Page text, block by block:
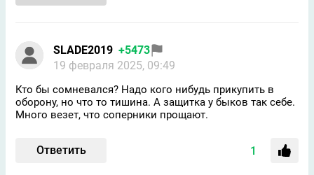
SLADE2019 +5473
19 февраля 2025, 09:49
Кто бы сомневался? Надо кого нибудь прикупить в
оборону, но что то тишина. А защитка у быков так себе.
Много везет, что соперники прощают.
Ответить 1